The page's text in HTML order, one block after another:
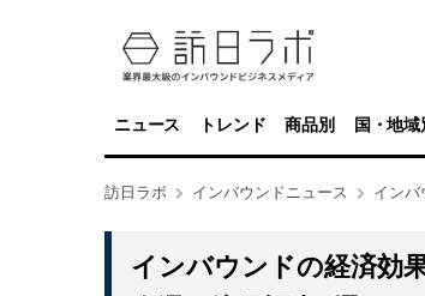
ニュース トレンド 商品別 国・地域
訪日ラボ インバウンドニュース イン
インバウンドの経済効